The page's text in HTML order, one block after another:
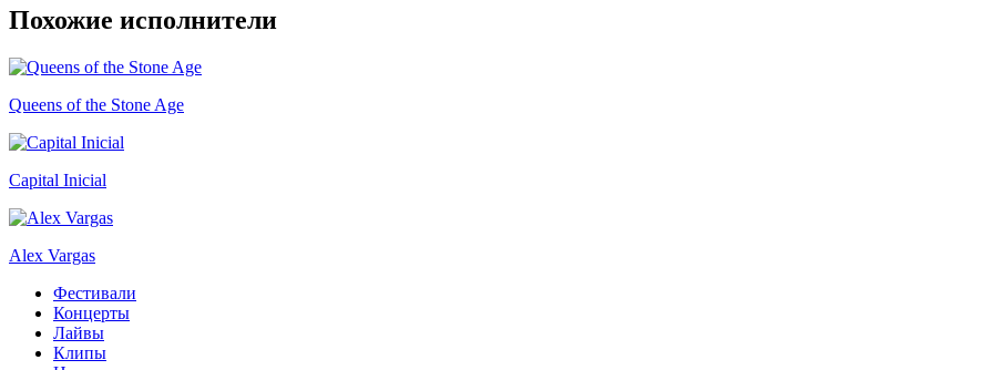
Похожие исполнители
Queens of the Stone Age
Capital Inicial
Alex Vargas
Фестивали
Концерты
Лайвы
Клипы